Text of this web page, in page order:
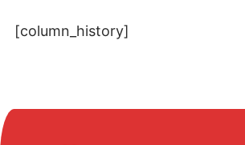
[column_history]